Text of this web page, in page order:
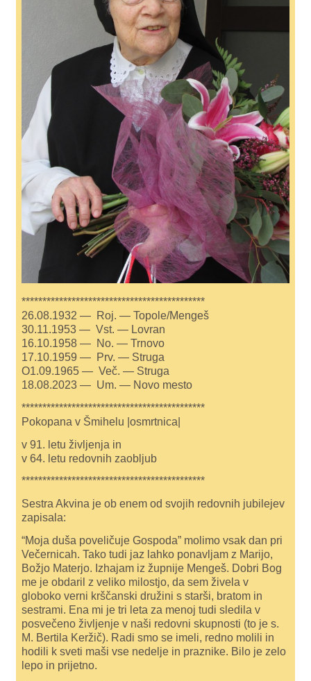
********************************************
26.08.1932 — Roj. — Topole/Mengeš
30.11.1953 — Vst. — Lovran
16.10.1958 — No. — Trnovo
17.10.1959 — Prv. — Struga
O1.09.1965 — Več. — Struga
18.08.2023 — Um. — Novo mesto
********************************************
Pokopana v Šmihelu |osmrtnica|
v 91. letu življenja in
v 64. letu redovnih zaobljub
********************************************
Sestra Akvina je ob enem od svojih redovnih jubilejev
zapisala:
“Moja duša poveličuje Gospoda” molimo vsak dan pri
Večernicah. Tako tudi jaz lahko ponavljam z Marijo,
Božjo Materjo. Izhajam iz župnije Mengeš. Dobri Bog
me je obdaril z veliko milostjo, da sem živela v
globoko verni krščanski družini s starši, bratom in
sestrami. Ena mi je tri leta za menoj tudi sledila v
posvečeno življenje v naši redovni skupnosti (to je s.
M. Bertila Keržič). Radi smo se imeli, redno molili in
hodili k sveti maši vse nedelje in praznike. Bilo je zelo
lepo in prijetno.